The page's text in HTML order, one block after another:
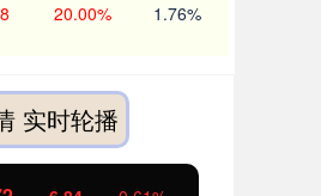
20.00% 1.76%
实时轮播